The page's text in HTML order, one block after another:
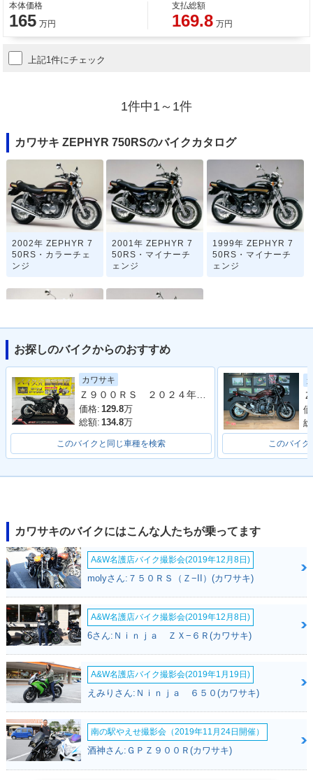
本体価格
165 万円
支払総額
169.8 万円
上記1件にチェック
1件中1～1件
カワサキ ZEPHYR 750RSのバイクカタログ
2002年 ZEPHYR 7
50RS・カラーチェ
ンジ
2001年 ZEPHYR 7
50RS・マイナーチ
ェンジ
1999年 ZEPHYR 7
50RS・マイナーチ
ェンジ
1998年 ZEPHYR 7
50RS・カラーチェ
ンジ
1996年 ZEPHYR 7
50RS・新登場
お探しのバイクからのおすすめ
カワサキ
Ｚ９００ＲＳ ２０２４年モデル 社外フルエキマフラー フェンダーレス ラジエーターカバー タンデムバー シート カスタム多数
価格: 129.8万
総額: 134.8万
このバイクと同じ車種を検索 このバイク
カワサキのバイクにはこんな人たちが乗ってます
A&W名護店バイク撮影会(2019年12月8日)
molyさん:７５０ＲＳ（Ｚ−II）(カワサキ)
A&W名護店バイク撮影会(2019年12月8日)
6さん:Ｎｉｎｊａ ＺＸ−６Ｒ(カワサキ)
A&W名護店バイク撮影会(2019年1月19日)
えみりさん:Ｎｉｎｊａ ６５０(カワサキ)
南の駅やえせ撮影会（2019年11月24日開催）
酒神さん:ＧＰＺ９００Ｒ(カワサキ)